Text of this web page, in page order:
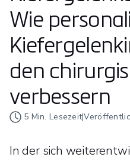
Wie
den
verbessern
5 Min. Lesezeit|
In der sich